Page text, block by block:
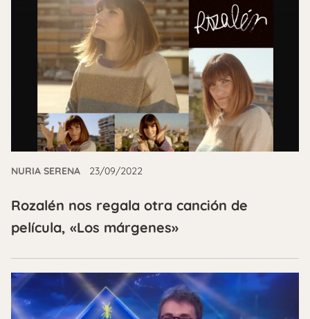
NURIA SERENA 23/09/2022
Rozalén nos regala otra canción de
película, «Los márgenes»